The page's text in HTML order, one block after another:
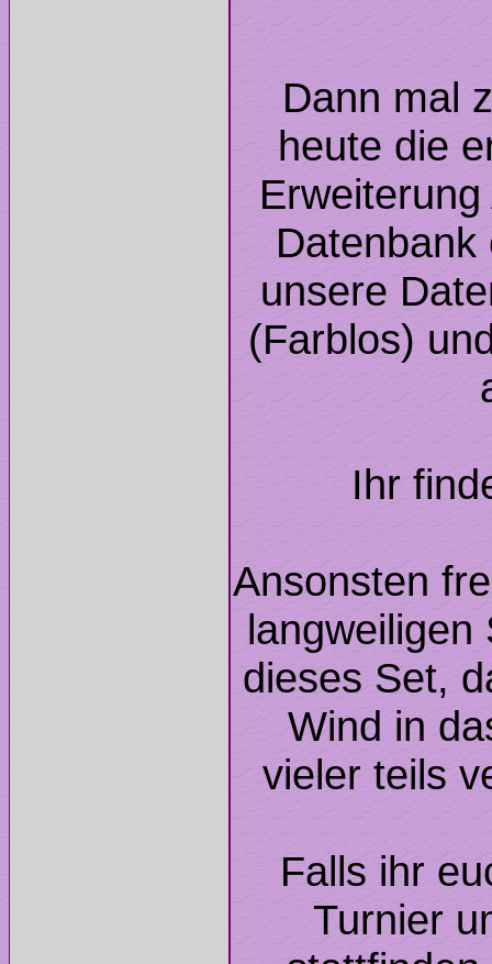
Dann mal
heute die
Datenbank
unsere
(Farblos)
Ihr
Ansonsten
dieses Set,
Wind in
Falls ihr
Turnier